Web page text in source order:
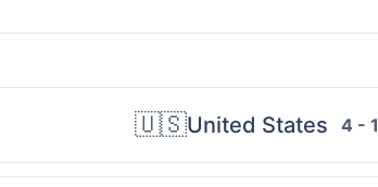
🇺🇸United States 4 - 1